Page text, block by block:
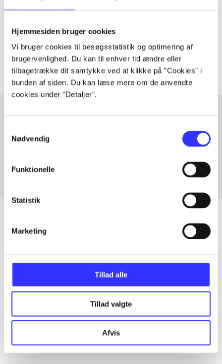
Hjemmesiden bruger cookies
Vi bruger cookies til besøgsstatistik og optimering af
brugervenlighed. Du kan til enhver tid ændre eller
tilbagetrække dit samtykke ved at klikke på ”Cookies” i
bunden af siden. Du kan læse mere om de anvendte
cookies under ”Detaljer”.
Nødvendig
Funktionelle
Statistik
Marketing
Tillad alle
Tillad valgte
Afvis
Tidsskrift
Artiklerne i handler ofte om
Artikler med samme emner
Alle registrerede artikler fordelt på udgivelser
...
...
...